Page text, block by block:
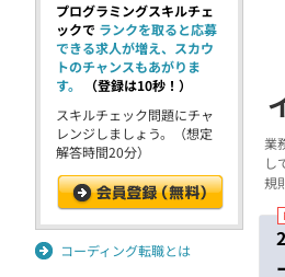
業
し
規
プログラミングスキルチェ
ックで ランクを取ると応募
できる求人が増え、スカウ
トのチャンスもあがりま
す。
（登録は10秒！）
スキルチェック問題にチャ
レンジしましょう。（想定
解答時間20分）
コーディング転職とは